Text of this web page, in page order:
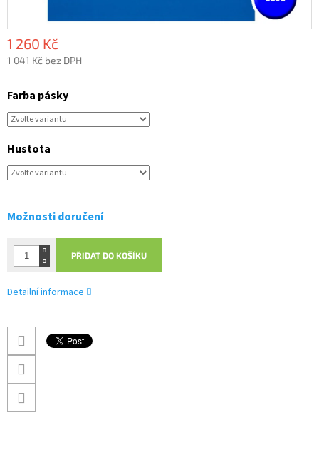
1 260 Kč
1 041 Kč bez DPH
cena:
Farba pásky
Hustota
Možnosti doručení
PŘIDAT DO KOŠÍKU
Detailní informace